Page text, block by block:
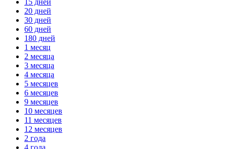
15 дней
20 дней
30 дней
60 дней
180 дней
1 месяц
2 месяца
3 месяца
4 месяца
5 месяцев
6 месяцев
9 месяцев
10 месяцев
11 месяцев
12 месяцев
2 года